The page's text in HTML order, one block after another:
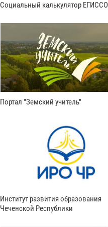
Социальный калькулятор ЕГИССО
Портал "Земский учитель"
Институт развития образования
Чеченской Республики